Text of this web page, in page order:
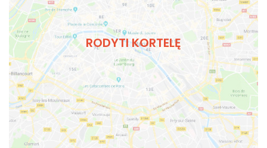
RODYTI KORTELĘ